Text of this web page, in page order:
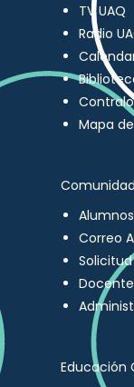
TV UAQ
Radio
Mapa
Alumnos
Correo
Educación